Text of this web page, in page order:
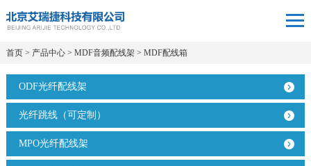
首页> 产品中心> MDF音频配线架> MDF配线箱
ODF光纤配线架
光纤跳线（可定制）
MPO光纤配线架